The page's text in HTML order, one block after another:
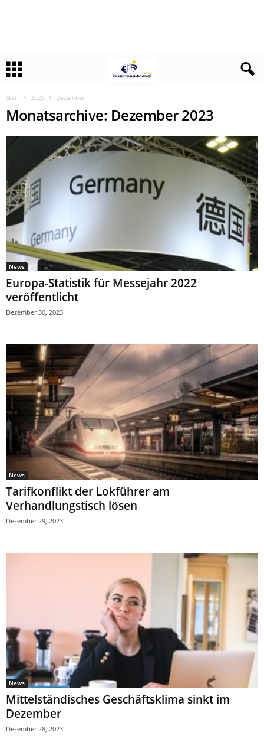
Start 2023 Dezember
Monatsarchive: Dezember 2023
News
Europa-Statistik für Messejahr 2022
veröffentlicht
Dezember 30, 2023
News
Tarifkonflikt der Lokführer am
Verhandlungstisch lösen
Dezember 29, 2023
News
Mittelständisches Geschäftsklima sinkt im
Dezember
Dezember 28, 2023